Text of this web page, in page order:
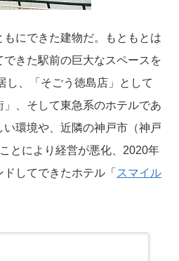
にできた建物だ。もともとは
きた駅前の巨大なスペースを
し、「そごう徳島店」として
、そして東急系のホテルであ
環境や、近隣の神戸市（神戸
とにより経営が悪化、2020年
してできたホテル「 スマイル